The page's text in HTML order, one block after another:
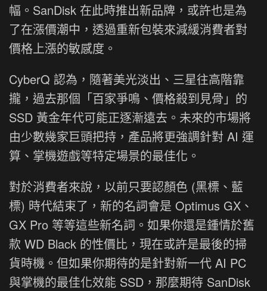
幅。SanDisk 在此時推出新品牌，或許也是為
了在漲價潮中，透過重新包裝來減緩消費者對
價格上漲的敏感度。
CyberQ 認為，隨著美光淡出、三星往高階靠
攏，過去那個「百家爭鳴、價格殺到見骨」的
SSD 黃金年代可能正逐漸遠去。未來的市場將
由少數幾家巨頭把持，產品將更強調針對 AI 運
算、掌機遊戲等特定場景的最佳化。
對於消費者來說，以前只要認顏色 (黑標、藍
標) 時代結束了，新的名詞會是 Optimus GX、
GX Pro 等等這些新名詞。如果你還是鍾情於舊
款 WD Black 的性價比，現在或許是最後的掃
貨時機。但如果你期待的是針對新一代 AI PC
與掌機的最佳化效能 SSD，那麼期待 SanDisk